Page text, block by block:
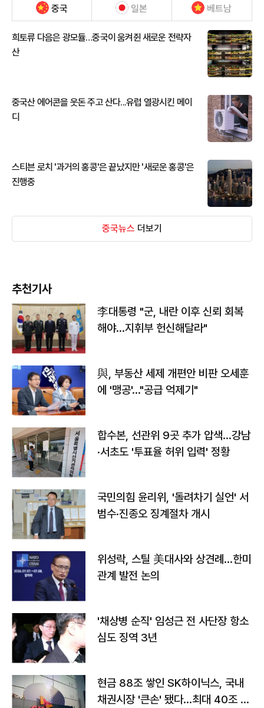
중국 일본 베트남
희토류 다음은 광모듈…중국이 움켜쥔 새로운 전략자
산
중국산 에어콘을 웃돈 주고 산다...유럽 열광시킨 메이
디
스티븐 로치 '과거의 홍콩'은 끝났지만 '새로운 홍콩'은
진행중
중국뉴스 더보기
추천기사
李대통령 "군, 내란 이후 신뢰 회복
해야…지휘부 헌신해달라"
與, 부동산 세제 개편안 비판 오세훈
에 '맹공'…"공급 억제기"
합수본, 선관위 9곳 추가 압색…강남
·서초도 '투표율 허위 입력' 정황
국민의힘 윤리위, '돌려차기 실언' 서
범수·진종오 징계절차 개시
위성락, 스틸 美대사와 상견례…한미
관계 발전 논의
'채상병 순직' 임성근 전 사단장 항소
심도 징역 3년
현금 88조 쌓인 SK하이닉스, 국내
채권시장 '큰손' 됐다…최대 40조 투